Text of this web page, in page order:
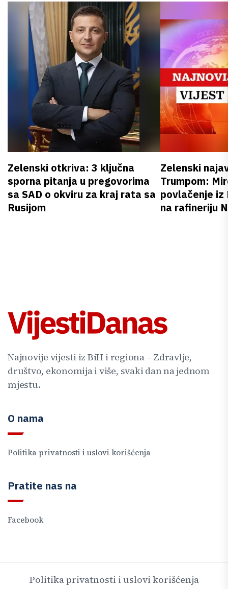
Zelenski otkriva: 3 ključna
sporna pitanja u pregovorima
sa SAD o okviru za kraj rata sa
Rusijom
Zelenski
Trumpom:
povlačenje iz
na rafineriju
Najnovije vijesti iz BiH i regiona – Zdravlje,
društvo, ekonomija i više, svaki dan na jednom
mjestu.
O nama
Politika privatnosti i uslovi korišćenja
Pratite nas na
Facebook
Politika privatnosti i uslovi korišćenja